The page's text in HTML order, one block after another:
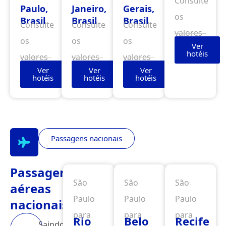
Paulo,
Brasil
Consulte
os
valores
Ver
hotéis
Janeiro,
Brasil
Consulte
os
valores
Ver
hotéis
Gerais,
Brasil
Consulte
os
valores
Ver
hotéis
os
valores
Ver
hotéis
Passagens nacionais
Passagens
aéreas
nacionais
São
Paulo
para
Rio
São
Paulo
para
Belo
São
Paulo
para
Recife